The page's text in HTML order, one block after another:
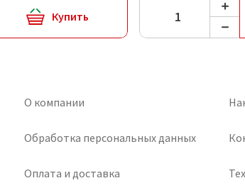
Купить
О компании
Обработка персональных данных
Оплата и доставка